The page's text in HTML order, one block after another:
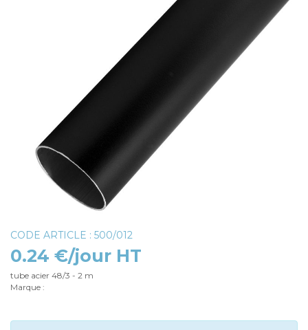
CODE ARTICLE : 500/012
0.24 €/jour HT
tube acier 48/3 - 2 m
Marque :